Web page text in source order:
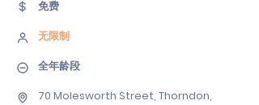
免费
无限制
全年龄段
70 Molesworth Street, Thorndon,